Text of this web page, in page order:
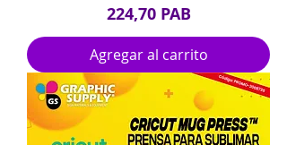
Precio
224,70 PAB
Agregar al carrito